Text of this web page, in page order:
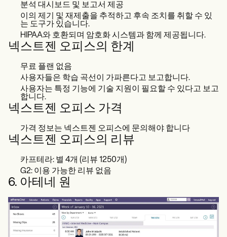
분석 대시보드 및 보고서 제공
이의 제기 및 재제출을 추적하고 후속 조치를 취할 수 있
는 도구가 있습니다.
HIPAA와 호환되며 암호화 시스템과 함께 제공됩니다.
넥스트젠 오피스의 한계
무료 플랜 없음
사용자들은 학습 곡선이 가파른다고 보고합니다.
사용자는 특정 기능에 기술 지원이 필요할 수 있다고 보고
합니다.
넥스트젠 오피스 가격
가격 정보는 넥스트젠 오피스에 문의해야 합니다
넥스트젠 오피스의 리뷰
카프테라: 별 4개 (리뷰 1250개)
G2: 이용 가능한 리뷰 없음
6. 아테네 원